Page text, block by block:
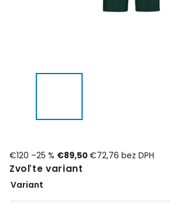
€120 –25 % €89,50 €72,76 bez DPH
Zvoľte variant
Variant